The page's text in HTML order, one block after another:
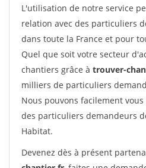
L'utilisation de notre service
relation avec des particuliers
dans toute la France et pour
Quel que soit votre secteur
chantiers grâce à trouver-
milliers de particuliers
Nous pouvons facilement
des particuliers demandeurs
Habitat.
Devenez dès à présent